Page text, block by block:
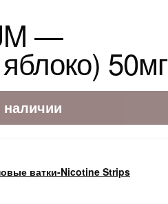
—
50мг
наличии
ватки-Nicotine Strips